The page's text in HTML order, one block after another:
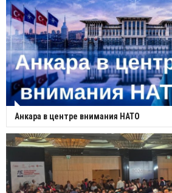
Анкара в центре внимания НАТО